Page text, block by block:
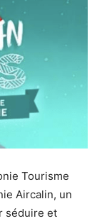
Tourisme
Aircalin, un
séduire et